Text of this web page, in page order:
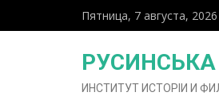
Пятница, 7 августа, 2026
РУСИНСЬКА
ИНСТИТУТ ИСТОРІИ И